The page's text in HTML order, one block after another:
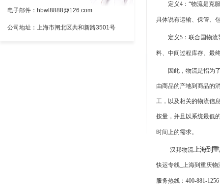
电子邮件：hbwl8888@126.com
公司地址：上海市闸北区共和新路3501号
定义4：“物流是克
具体说有运输、保管、
定义5：联合国物流
料、中间过程库存、最
因此，物流是指为了
由商品的产地到商品的
工，以及相关的物流信
按量，并且以系统最低
时间上的需求。
汉邦物流上海到
快运专线 _上海到重庆物
服务热线： 400-881-1256